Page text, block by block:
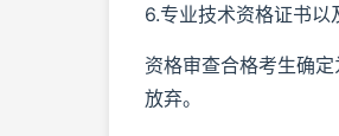
6.专业技术资格证书以
资格审查合格考生确
放弃。